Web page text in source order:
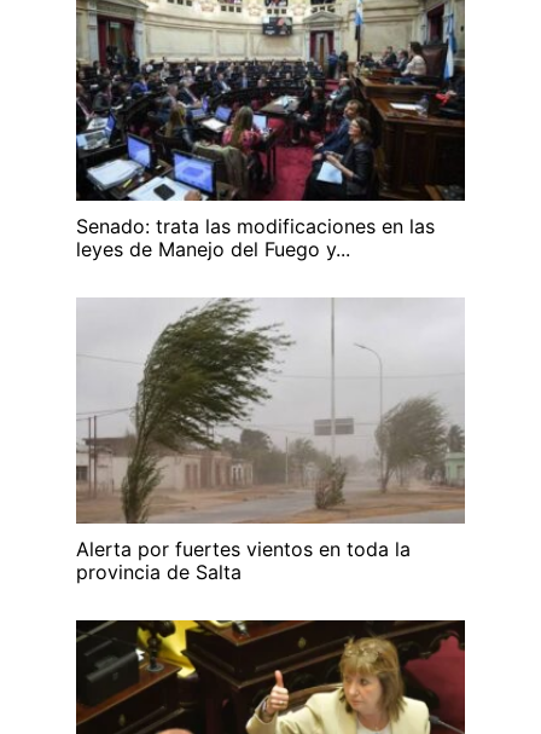
Senado: trata las modificaciones en las
leyes de Manejo del Fuego y...
Alerta por fuertes vientos en toda la
provincia de Salta